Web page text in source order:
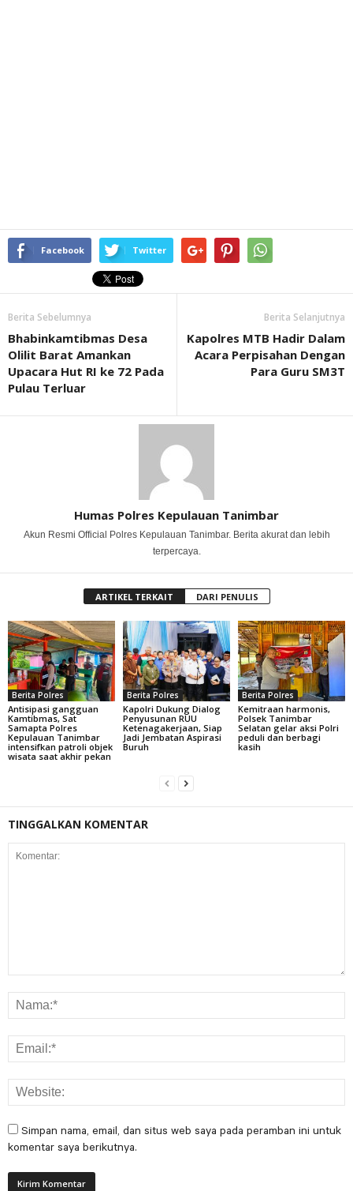
Facebook Twitter
Berita Sebelumnya
Bhabinkamtibmas Desa
Olilit Barat Amankan
Upacara Hut RI ke 72 Pada
Pulau Terluar
Berita Selanjutnya
Kapolres MTB Hadir Dalam
Acara Perpisahan Dengan
Para Guru SM3T
Humas Polres Kepulauan Tanimbar
Akun Resmi Official Polres Kepulauan Tanimbar. Berita akurat dan lebih
terpercaya.
ARTIKEL TERKAIT DARI PENULIS
Berita Polres
Antisipasi gangguan
Kamtibmas, Sat
Samapta Polres
Kepulauan Tanimbar
intensifkan patroli objek
wisata saat akhir pekan
Berita Polres
Kapolri Dukung Dialog
Penyusunan RUU
Ketenagakerjaan, Siap
Jadi Jembatan Aspirasi
Buruh
Berita Polres
Kemitraan harmonis,
Polsek Tanimbar
Selatan gelar aksi Polri
peduli dan berbagi
kasih
TINGGALKAN KOMENTAR
Simpan nama, email, dan situs web saya pada peramban ini untuk
komentar saya berikutnya.